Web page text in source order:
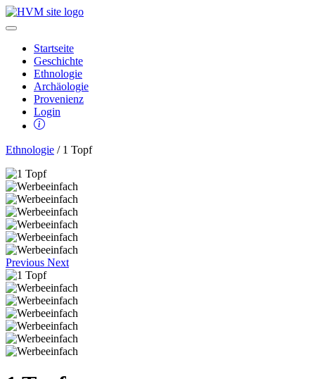
Startseite
Geschichte
Ethnologie
Archäologie
Provenienz
Login
Ethnologie / 1 Topf
Previous Next